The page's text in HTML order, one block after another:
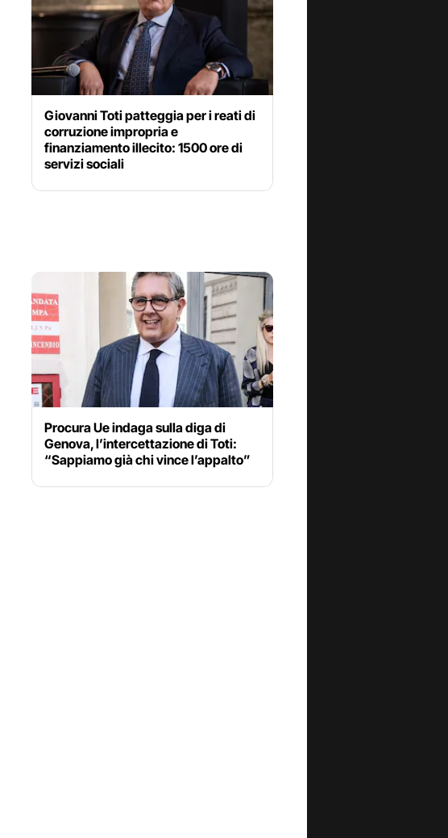
Giovanni Toti patteggia per i reati di
corruzione impropria e
finanziamento illecito: 1500 ore di
servizi sociali
Procura Ue indaga sulla diga di
Genova, l’intercettazione di Toti:
“Sappiamo già chi vince l’appalto”